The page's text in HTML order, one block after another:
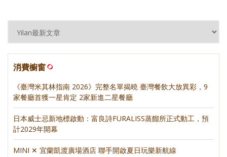
消費櫥窗
《臺灣米其林指南 2026》完整名單揭曉 臺灣餐飲大放異彩，9
家餐廳首獲一星肯定 2家新進二星餐廳
日本威士忌新地標啟動：富良詩FURALISS蒸餾所正式動工，預
計2029年開幕
MINI ✕ 宜蘭凱渡廣場酒店 聯手開啟夏日玩樂新航線